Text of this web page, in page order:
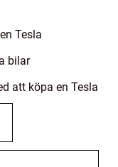
Tesla
bilar
att köpa en Tesla